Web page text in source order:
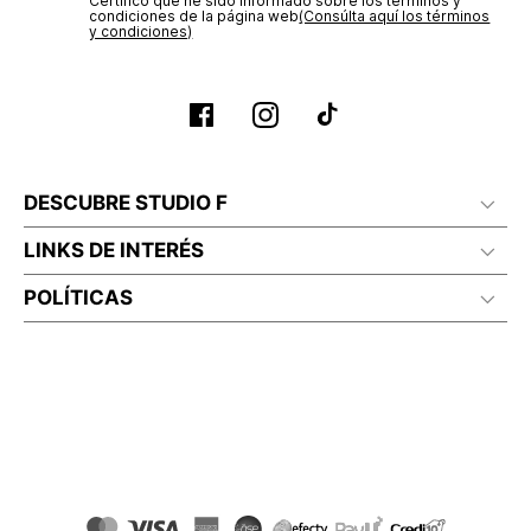
condiciones de la página web‎(Consúlta aquí los términos
y condiciones)
DESCUBRE STUDIO F
LINKS DE INTERÉS
POLÍTICAS